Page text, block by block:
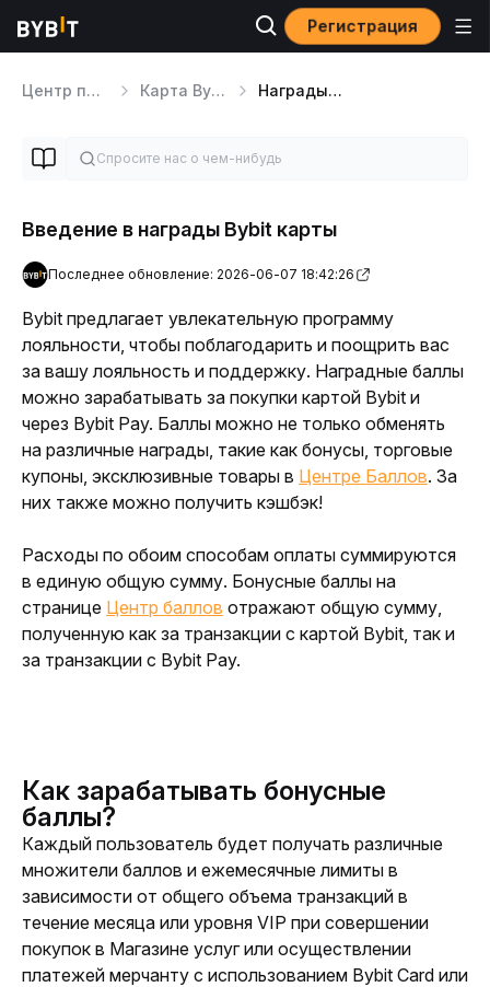
Регистрация
Центр помощи Карта Bybit Награды и привилегии по картам Bybit
Введение в награды Bybit карты
Последнее обновление: 2026-06-07 18:42:26
Bybit предлагает увлекательную программу
лояльности, чтобы поблагодарить и поощрить вас
за вашу лояльность и поддержку. Наградные баллы
можно зарабатывать за покупки картой Bybit и
через Bybit Pay. Баллы можно не только обменять
на различные награды, такие как бонусы, торговые
купоны, эксклюзивные товары в Центре Баллов. За
них также можно получить кэшбэк!
Расходы по обоим способам оплаты суммируются
в единую общую сумму. Бонусные баллы на
странице Центр баллов отражают общую сумму,
полученную как за транзакции с картой Bybit, так и
за транзакции с Bybit Pay.
Как зарабатывать бонусные
баллы?
Каждый пользователь будет получать различные
множители баллов и ежемесячные лимиты в
зависимости от общего объема транзакций в
течение месяца или уровня VIP при совершении
покупок в Магазине услуг или осуществлении
платежей мерчанту с использованием Bybit Card или